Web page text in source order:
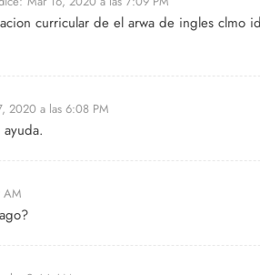
curricular de el arwa de ingles clmo
2020 a las 6:08 PM
AM